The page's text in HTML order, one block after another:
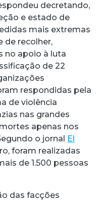
decretando,
e estado de
mais extremas
de recolher,
no apoio à luta
de 22
respondidas pela
de violência
nas grandes
apenas nos
o jornal El
foram realizadas
de 1.500 pessoas
das facções